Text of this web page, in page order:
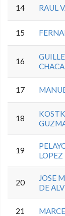
14 RAUL
15
16
17
18
19
LOPEZ
20
JOSE
DE
21